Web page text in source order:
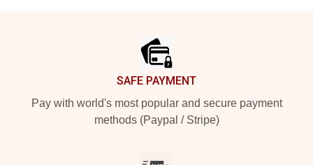
SAFE PAYMENT
Pay with world's most popular and secure payment
methods (Paypal / Stripe)